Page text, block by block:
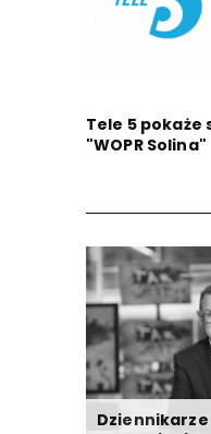
Tele 5
"WOPR Solina"
Dziennikarze